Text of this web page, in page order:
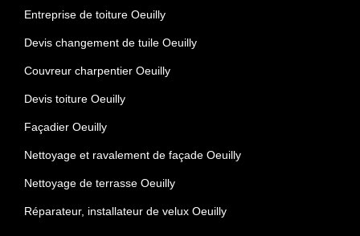
Entreprise de toiture Oeuilly
Devis changement de tuile Oeuilly
Couvreur charpentier Oeuilly
Devis toiture Oeuilly
Façadier Oeuilly
Nettoyage et ravalement de façade Oeuilly
Nettoyage de terrasse Oeuilly
Réparateur, installateur de velux Oeuilly